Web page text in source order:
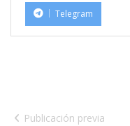
Telegram
Publicación previa